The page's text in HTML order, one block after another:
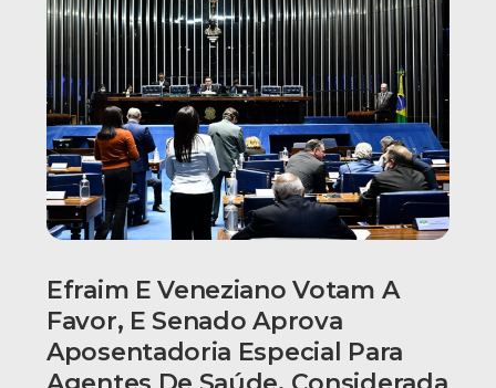
Efraim E Veneziano Votam A
Favor, E Senado Aprova
Aposentadoria Especial Para